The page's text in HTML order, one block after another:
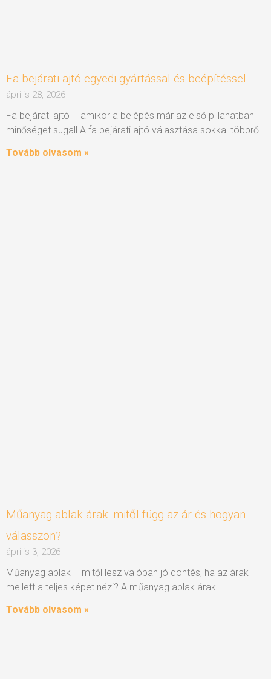
Fa bejárati ajtó egyedi gyártással és beépítéssel
április 28, 2026
Fa bejárati ajtó – amikor a belépés már az első pillanatban
minőséget sugall A fa bejárati ajtó választása sokkal többről
Tovább olvasom »
Műanyag ablak árak: mitől függ az ár és hogyan
válasszon?
április 3, 2026
Műanyag ablak – mitől lesz valóban jó döntés, ha az árak
mellett a teljes képet nézi? A műanyag ablak árak
Tovább olvasom »